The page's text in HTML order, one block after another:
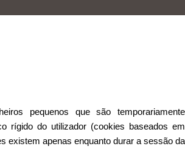
pequenos que são temporariamente
rígido do utilizador (cookies baseados em
existem apenas enquanto durar a sessão da